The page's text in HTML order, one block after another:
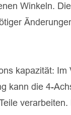
Winkeln.
kapazität: Im
kann die 4-
verarbeiten.